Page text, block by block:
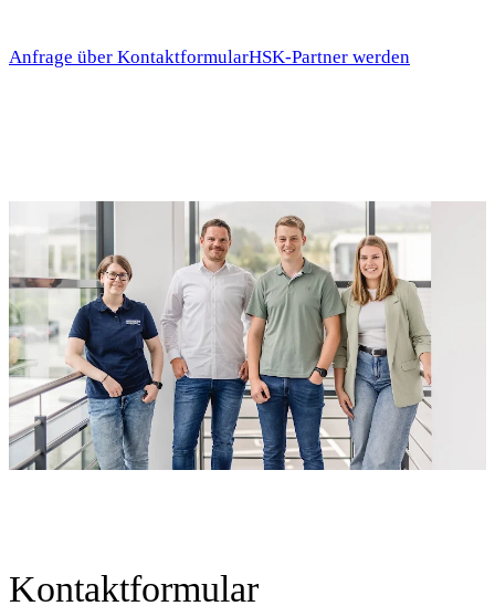
Anfrage über KontaktformularHSK-Partner werden
Kontaktformular